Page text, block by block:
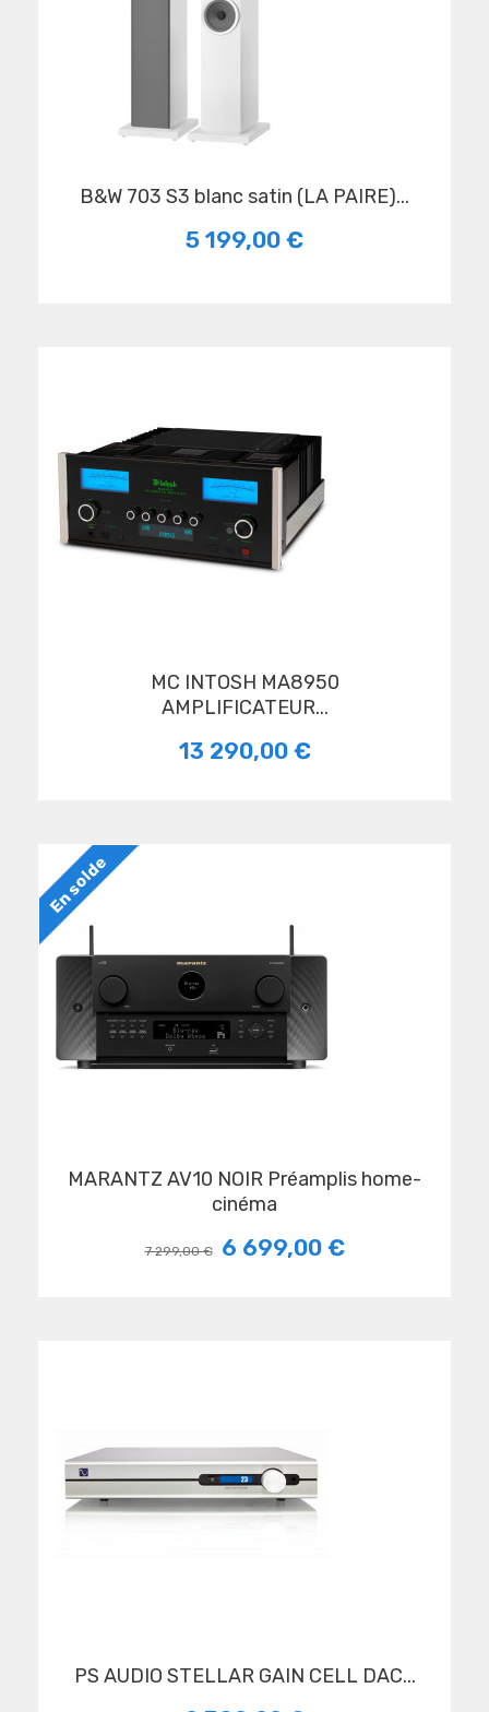
B&W 703 S3 blanc satin (LA PAIRE)...
5 199,00 €
MC INTOSH MA8950
AMPLIFICATEUR...
13 290,00 €
En solde
MARANTZ AV10 NOIR Préamplis home-
cinéma
7 299,00 € 6 699,00 €
PS AUDIO STELLAR GAIN CELL DAC...